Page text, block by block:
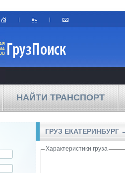
НАЙТИ ТРАНСПОРТ
ГРУЗ ЕКАТЕРИНБУРГ
Характеристики груза